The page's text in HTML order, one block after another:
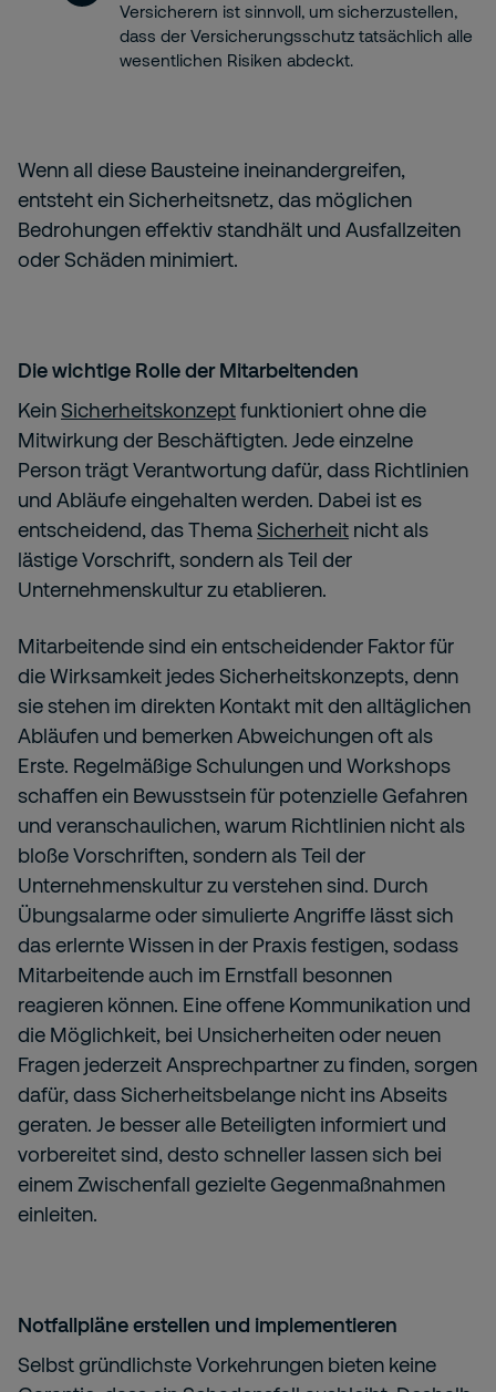
Versicherern ist sinnvoll, um sicherzustellen,
dass der Versicherungsschutz tatsächlich alle
wesentlichen Risiken abdeckt.
Wenn all diese Bausteine ineinandergreifen,
entsteht ein Sicherheitsnetz, das möglichen
Bedrohungen effektiv standhält und Ausfallzeiten
oder Schäden minimiert.
Die wichtige Rolle der Mitarbeitenden
KeinSicherheitskonzeptfunktioniert ohne die
Mitwirkung der Beschäftigten. Jede einzelne
Person trägt Verantwortung dafür, dass Richtlinien
und Abläufe eingehalten werden. Dabei ist es
entscheidend, das ThemaSicherheit nicht als
lästige Vorschrift, sondern als Teil der
Unternehmenskultur zu etablieren.
Mitarbeitende sind ein entscheidender Faktor für
die Wirksamkeit jedes Sicherheitskonzepts, denn
sie stehen im direkten Kontakt mit den alltäglichen
Abläufen und bemerken Abweichungen oft als
Erste. Regelmäßige Schulungen und Workshops
schaffen ein Bewusstsein für potenzielle Gefahren
und veranschaulichen, warum Richtlinien nicht als
bloße Vorschriften, sondern als Teil der
Unternehmenskultur zu verstehen sind. Durch
Übungsalarme oder simulierte Angriffe lässt sich
das erlernte Wissen in der Praxis festigen, sodass
Mitarbeitende auch im Ernstfall besonnen
reagieren können. Eine offene Kommunikation und
die Möglichkeit, bei Unsicherheiten oder neuen
Fragen jederzeit Ansprechpartner zu finden, sorgen
dafür, dass Sicherheitsbelange nicht ins Abseits
geraten. Je besser alle Beteiligten informiert und
vorbereitet sind, desto schneller lassen sich bei
einem Zwischenfall gezielte Gegenmaßnahmen
einleiten.
Notfallpläne erstellen und implementieren
Selbst gründlichste Vorkehrungen bieten keine